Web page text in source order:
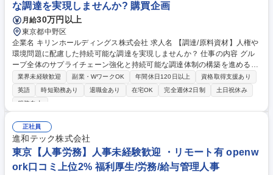
な調達を実現しませんか? 購買企画
月給30万円以上
東京都中野区
企業名 キリンホールディングス株式会社 求人名 【調達/原料資材】人権や
環境問題に配慮した持続可能な調達を実現しませんか？ 仕事の内容 グル
ープ全体のサプライチェーン強化と持続可能な調達体制の構築を進める当
該組織において、国内外グループ全体の調達ガバナンスへの取り組みと国
内グループ会社の調達実務をお任せします。 【詳細】 ■原料・資材の調達
業務：人権や環境といったサステナビリティーを意識し、品質・コスト・
調達ベストプラクティスの部内展開 ■サプライチェーン領域におけるCSV
先進企業を目指す取り組みに携わる 募集職種 【調達/原料資材】人権や環
境問題に配慮した持続可能な調達を実現しませんか？
業界未経験歓迎 副業・WワークOK 年間休日120日以上
資格取得支援あり
英語
時短勤務あり 退職金あり 在宅OK 完全週休2日制
土日祝休み
服装自由
正社員
進和テック株式会社
東京【人事労務】人事未経験歓迎 ・リモート有 openw
ork口コミ上位2% 福利厚生/労務/給与管理人事